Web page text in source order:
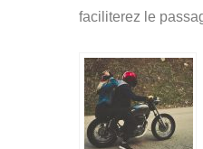
faciliterez le